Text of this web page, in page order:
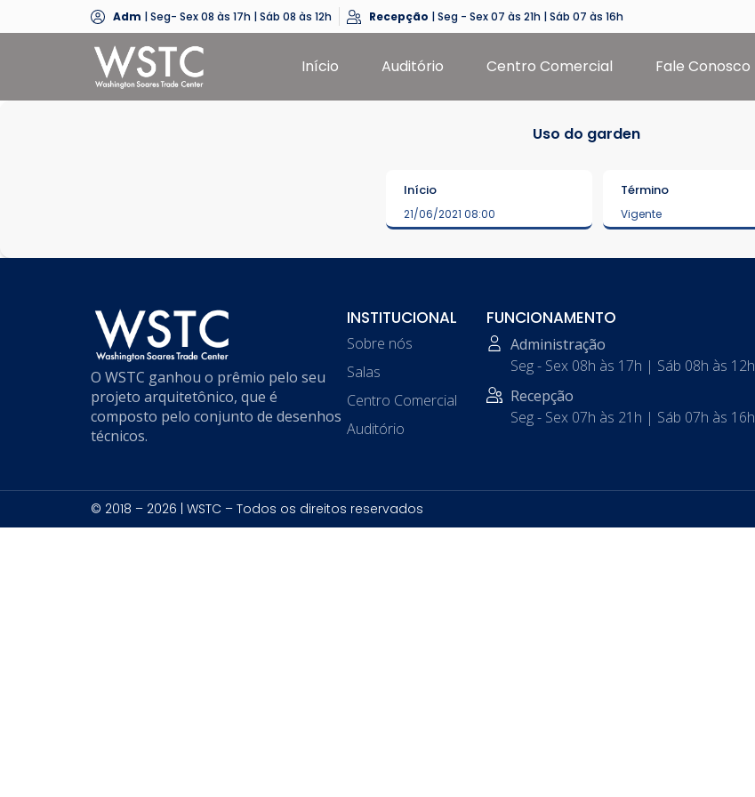
Adm | Seg- Sex 08 às 17h | Sáb 08 às 12h Recepção | Seg - Sex 07 às 21h | Sáb 07 às 16h
Início Auditório Centro Comercial Fale Conosco
Uso do garden
Início
21/06/2021 08:00
Término
Vigente
O WSTC ganhou o prêmio pelo seu
projeto arquitetônico, que é
composto pelo conjunto de desenhos
técnicos.
INSTITUCIONAL
Sobre nós
Salas
Centro Comercial
Auditório
FUNCIONAMENTO
Administração
Seg - Sex 08h às 17h | Sáb 08h às 12h
Recepção
Seg - Sex 07h às 21h | Sáb 07h às 16h
© 2018 – 2026 | WSTC – Todos os direitos reservados